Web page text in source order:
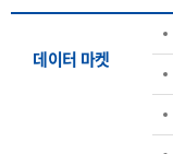
데이터 마켓